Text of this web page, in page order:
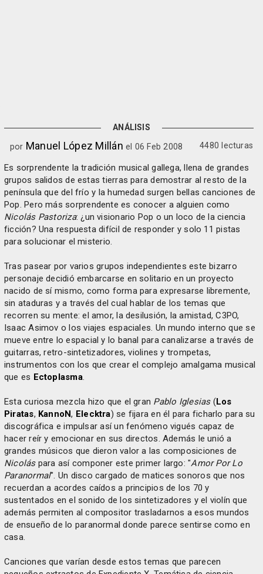
ANÁLISIS
por Manuel López Millánel 06 Feb 2008 4480 lecturas
Es sorprendente la tradición musical gallega, llena de grandes
grupos salidos de estas tierras para demostrar al resto de la
península que del frío y la humedad surgen bellas canciones de
Pop. Pero más sorprendente es conocer a alguien como
Nicolás Pastoriza: ¿un visionario Pop o un loco de la ciencia
ficción? Una respuesta difícil de responder y solo 11 pistas
para solucionar el misterio.
Tras pasear por varios grupos independientes este bizarro
personaje decidió embarcarse en solitario en un proyecto
nacido de sí mismo, como forma para expresarse libremente,
sin ataduras y a través del cual hablar de los temas que
recorren su mente: el amor, la desilusión, la amistad, C3PO,
Isaac Asimov o los viajes espaciales. Un mundo interno que se
mueve entre lo espacial y lo banal para canalizarse a través de
guitarras, retro-sintetizadores, violines y trompetas,
instrumentos con los que crear el complejo amalgama musical
que es Ectoplasma.
Esta curiosa mezcla hizo que el gran Pablo Iglesias(Los
Piratas, KannoN, Elecktra) se fijara en él para ficharlo para su
discográfica e impulsar así un fenómeno vigués capaz de
hacer reír y emocionar en sus directos. Además le unió a
grandes músicos que dieron valor a las composiciones de
Nicoláspara así componer este primer largo: "Amor Por Lo
Paranormal". Un disco cargado de matices sonoros que nos
recuerdan a acordes caídos a principios de los 70 y
sustentados en el sonido de los sintetizadores y el violín que
además permiten al compositor trasladarnos a esos mundos
de ensueño de lo paranormal donde parece sentirse como en
casa.
Canciones que varían desde estos temas que parecen